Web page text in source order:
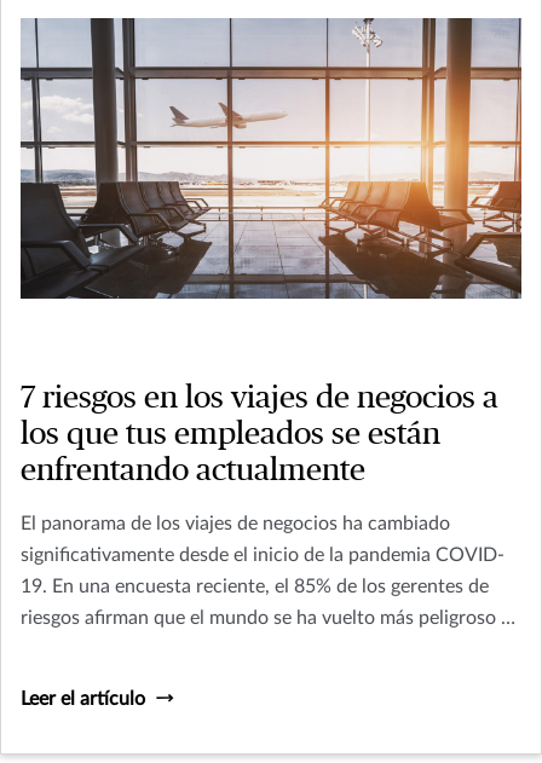
7 riesgos en los viajes de negocios a
los que tus empleados se están
enfrentando actualmente
El panorama de los viajes de negocios ha cambiado
significativamente desde el inicio de la pandemia COVID-
19. En una encuesta reciente, el 85% de los gerentes de
riesgos afirman que el mundo se ha vuelto más peligroso en
Leer el artículo